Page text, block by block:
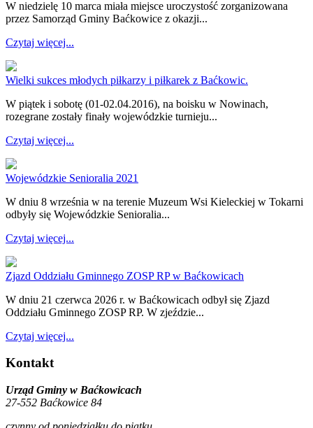
W niedzielę 10 marca miała miejsce uroczystość zorganizowana
przez Samorząd Gminy Baćkowice z okazji...
Czytaj więcej...
Wielki sukces młodych piłkarzy i piłkarek z Baćkowic.
W piątek i sobotę (01-02.04.2016), na boisku w Nowinach,
rozegrane zostały finały wojewódzkie turnieju...
Czytaj więcej...
Wojewódzkie Senioralia 2021
W dniu 8 września w na terenie Muzeum Wsi Kieleckiej w Tokarni
odbyły się Wojewódzkie Senioralia...
Czytaj więcej...
Zjazd Oddziału Gminnego ZOSP RP w Baćkowicach
W dniu 21 czerwca 2026 r. w Baćkowicach odbył się Zjazd
Oddziału Gminnego ZOSP RP. W zjeździe...
Czytaj więcej...
Kontakt
Urząd Gminy w Baćkowicach
27-552 Baćkowice 84